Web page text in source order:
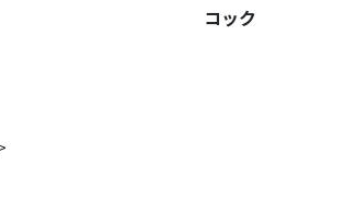
コック